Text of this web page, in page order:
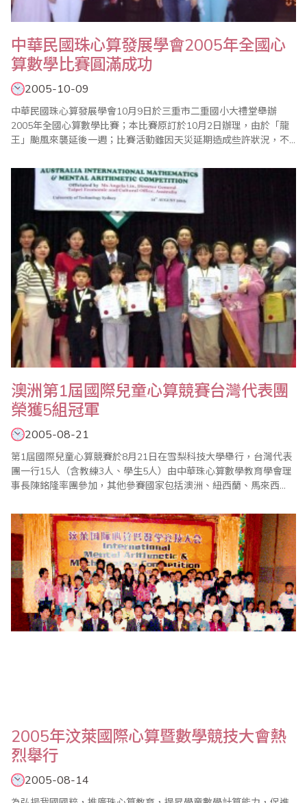
中華民國珠心算發展學會2005年全國心
算數學比賽圓滿成功
2005-10-09
中華民國珠心算發展學會10月9日於三重市二重國小大禮堂舉辦
2005年全國心算數學比賽；本比賽原訂於10月2日辦理，由於「龍
王」颱風來襲延後一週；比賽活動雖因天災延期造成些許狀況，不
本次比賽是延續本會之前所辦理『發展杯』精神而設計，『發展
杯』過去比賽設計僅針對本會會員以心算為主、分團體賽及個人賽
且不收取報名費用；由於珠心算界生態改變為..
澳洲第1屆國際兒童心算競賽台灣代表團
榮獲5組冠軍
2005-08-21
第1屆國際兒童心算競賽於8月21日在雪梨科技大學舉行，台灣代表
團一行15人（含教練3人、學生5人）由中華珠心算數學教育學會理
事長陳銘隆率團參加，其他參賽國家包括澳洲、紐西蘭、馬來西
行，台灣隊表現傑出，榮獲幼稚園組及Ｃ、Ｄ、Ｅ、Ｆ等5組冠軍，
成果輝煌，足見台灣在珠心算方面之教學與推廣極為成功。 為紀念
此次舉辦國際心算競賽，澳洲競賽籌備..
2005年汶萊國際心算暨數學競技大會熱
烈舉行
2005-08-14